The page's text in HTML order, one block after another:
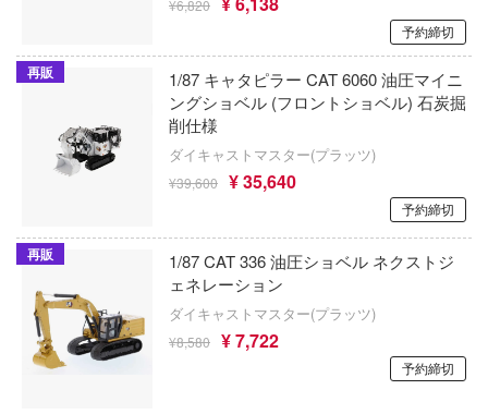
¥6,820
予約締切
再販
1/87 キャタピラー CAT 6060 油圧マイニ
ングショベル (フロントショベル) 石炭掘
削仕様
ダイキャストマスター(プラッツ)
¥39,600 ¥ 35,640
予約締切
再販
1/87 CAT 336 油圧ショベル ネクストジ
ェネレーション
ダイキャストマスター(プラッツ)
¥8,580 ¥ 7,722
予約締切
葬送のフリーレン
ソニック・ザ・ヘッジホッグ
装甲騎兵ボトムズ
その着せ替え人形(ビスク・ドール)は恋を
太陽の牙ダグラム
エアワン・ホビー(ビーバーコーポレーシ
AIMS(ビーバーコーポレーション)
AIMファンモデル(ビーバーコーポレーシ
AFV CLUB(GSIクレオス)
AFORCE
エアフォースワン(インターアライド)
エデュアルド(ビーバーコーポレーション)
of blue glass moon-
(DCコミックス)
イジ・ミュータント・ニンジャ・ター
ら第七王子だったので、気ままに魔術を
Daylight (デッド バイ デイライト)